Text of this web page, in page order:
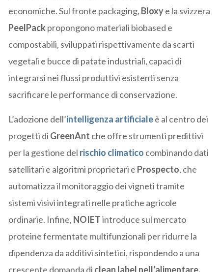
economiche. Sul fronte packaging, Bloxye la svizzera
PeelPack propongono materiali biobased e
compostabili, sviluppati rispettivamente da scarti
vegetali e bucce di patate industriali, capaci di
integrarsi nei flussi produttivi esistenti senza
sacrificare le performance di conservazione.
L’adozione dell’intelligenza artificialeè al centro dei
progetti di GreenAnt che offre strumenti predittivi
per la gestione del rischio climatico combinando dati
satellitari e algoritmi proprietari e Prospecto, che
automatizza il monitoraggio dei vigneti tramite
sistemi visivi integrati nelle pratiche agricole
ordinarie. Infine, NOIETintroduce sul mercato
proteine fermentate multifunzionali per ridurre la
dipendenza da additivi sintetici, rispondendo a una
crescente domanda di clean label nell’alimentare.